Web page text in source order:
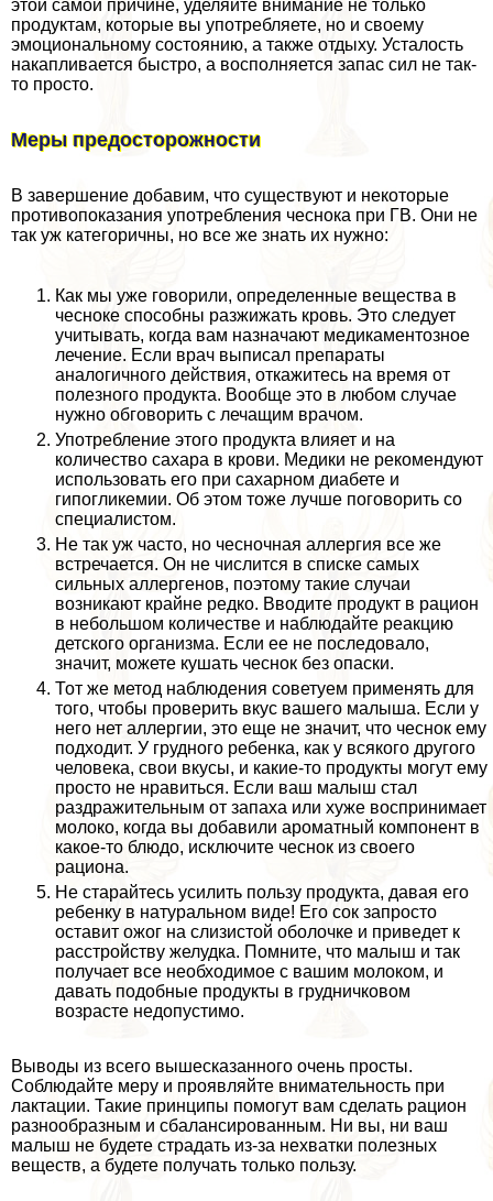
этой самой причине, уделяйте внимание не только
продуктам, которые вы употрeбляете, но и своему
эмоциональному состоянию, а также отдыху. Усталость
накапливается быстро, а восполняется запас сил не так-
то просто.
Меры предосторожности
В завершение добавим, что существуют и некоторые
противопоказания употрeбления чеснока при ГВ. Они не
так уж категоричны, но все же знать их нужно:
Как мы уже говорили, определенные вещества в
чесноке способны разжижать кровь. Это следует
учитывать, когда вам назначают медикаментозное
лечение. Если врач выписал препараты
аналогичного действия, откажитесь на время от
полезного продукта. Вообще это в любом случае
нужно обговорить с лечащим врачом.
Употрeбление этого продукта влияет и на
количество сахара в крови. Медики не рекомендуют
использовать его при сахарном диабете и
гипогликемии. Об этом тоже лучше поговорить со
специалистом.
Не так уж часто, но чесночная аллергия все же
встречается. Он не числится в списке самых
сильных аллергенов, поэтому такие случаи
возникают крайне редко. Вводите продукт в рацион
в небольшом количестве и наблюдайте реакцию
детского организма. Если ее не последовало,
значит, можете кушать чеснок без опаски.
Тот же метод наблюдения советуем применять для
того, чтобы проверить вкус вашего малыша. Если у
него нет аллергии, это еще не значит, что чеснок ему
подходит. У грудного ребенка, как у всякого другого
человека, свои вкусы, и какие-то продукты могут ему
просто не нравиться. Если ваш малыш стал
раздражительным от запаха или хуже воспринимает
молоко, когда вы добавили ароматный компонент в
какое-то блюдо, исключите чеснок из своего
рациона.
Не старайтесь усилить пользу продукта, давая его
ребенку в натуральном виде! Его сок запросто
оставит ожог на слизистой оболочке и приведет к
расстройству желудка. Помните, что малыш и так
получает все необходимое с вашим молоком, и
давать подобные продукты в грудничковом
возрасте недопустимо.
Выводы из всего вышесказанного очень просты.
Соблюдайте меру и проявляйте внимательность при
лактации. Такие принципы помогут вам сделать рацион
разнообразным и сбалансированным. Ни вы, ни ваш
малыш не будете страдать из-за нехватки полезных
веществ, а будете получать только пользу.